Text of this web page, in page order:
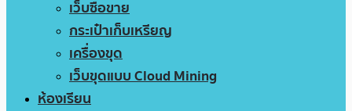
เว็บซื้อขาย
กระเป๋าเก็บเหรียญ
เครื่องขุด
เว็บขุดแบบ Cloud Mining
ห้องเรียน